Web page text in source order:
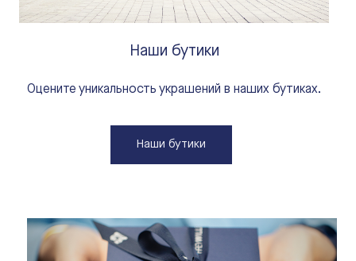
Наши бутики
Оцените уникальность украшений в наших бутиках.
Наши бутики